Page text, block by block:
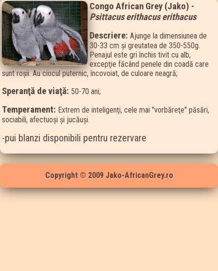
Congo African Grey (Jako) -
Psittacus erithacus erithacus
Descriere: Ajunge la dimensiunea de
30-33 cm şi greutatea de 350-550g.
Penajul este gri închis tivit cu alb,
excepţie făcând penele din coadă care
sunt roşii. Au ciocul puternic, încovoiat, de culoare neagră;
Speranţă de viaţă: 50-70 ani;
Temperament: Extrem de inteligenţi, cele mai "vorbăreţe" păsări,
sociabili, afectuoşi şi jucăuşi.
-pui blanzi disponibili pentru rezervare
Copyright © 2009 Jako-AfricanGrey.ro